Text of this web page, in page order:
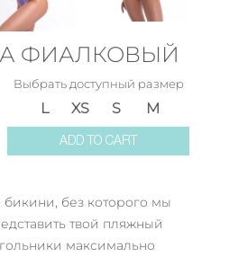
ФИАЛКОВЫЙ
Выбрать доступный размер
M
S
XS
L
ADD TO CART
без которого мы
твой пляжный
максимально